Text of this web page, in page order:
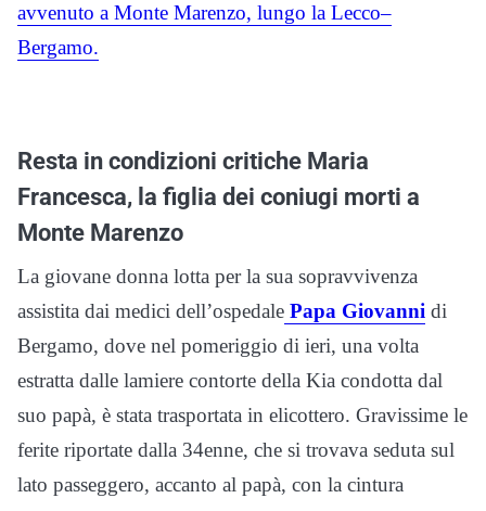
avvenuto a Monte Marenzo, lungo la Lecco–
Bergamo.
Resta in condizioni critiche Maria
Francesca, la figlia dei coniugi morti a
Monte Marenzo
La giovane donna lotta per la sua sopravvivenza
assistita dai medici dell’ospedale Papa Giovanni di
Bergamo, dove nel pomeriggio di ieri, una volta
estratta dalle lamiere contorte della Kia condotta dal
suo papà, è stata trasportata in elicottero. Gravissime le
ferite riportate dalla 34enne, che si trovava seduta sul
lato passeggero, accanto al papà, con la cintura